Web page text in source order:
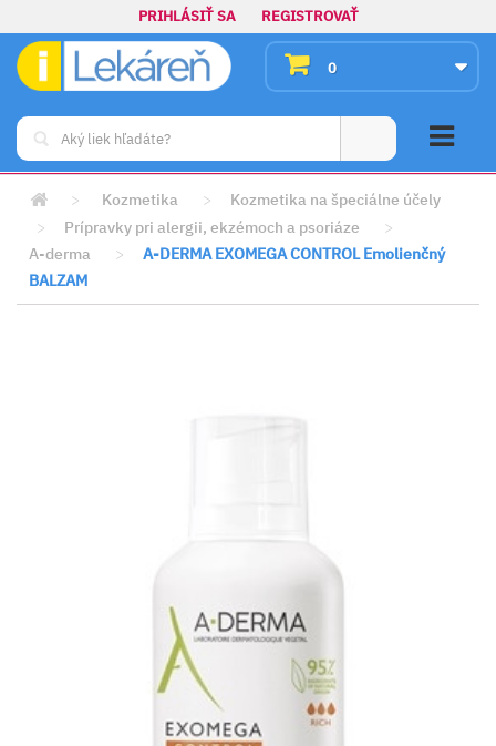
PRIHLÁSIŤ SA REGISTROVAŤ
0
> Kozmetika >
Kozmetika na špeciálne účely
>
Prípravky pri alergii, ekzémoch a psoriáze
>
A-derma
>
A-DERMA EXOMEGA CONTROL Emolienčný
BALZAM